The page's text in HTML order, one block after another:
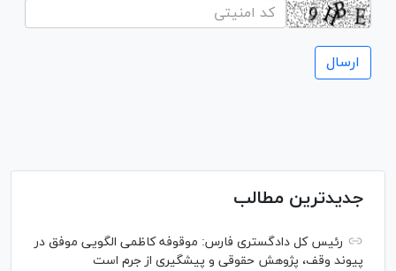
جدیدترین مطالب
رئیس کل دادگستری فارس: موقوفه کاظمی الگویی موفق در
پیوند وقف، پژوهش حقوقی و پیشگیری از جرم است